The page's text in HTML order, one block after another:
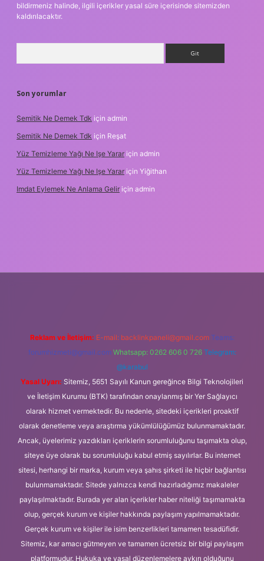
bildirmeniz halinde, ilgili içerikler yasal süre içerisinde sitemizden
kaldırılacaktır.
Son yorumlar
Semitik Ne Demek Tdk için admin
Semitik Ne Demek Tdk için Reşat
Yüz Temizleme Yağı Ne Işe Yarar için admin
Yüz Temizleme Yağı Ne Işe Yarar için Yiğithan
Imdat Eylemek Ne Anlama Gelir için admin
Reklam ve İletişim: E-mail: backlinkpaneli@gmail.com Teams:
forumhizmeti@gmail.com Whatsapp: 0262 606 0 726 Telegram:
@karabul
Yasal Uyarı: Sitemiz, 5651 Sayılı Kanun gereğince Bilgi Teknolojileri
ve İletişim Kurumu (BTK) tarafından onaylanmış bir Yer Sağlayıcı
olarak hizmet vermektedir. Bu nedenle, sitedeki içerikleri proaktif
olarak denetleme veya araştırma yükümlülüğümüz bulunmamaktadır.
Ancak, üyelerimiz yazdıkları içeriklerin sorumluluğunu taşımakta olup,
siteye üye olarak bu sorumluluğu kabul etmiş sayılırlar. Bu internet
sitesi, herhangi bir marka, kurum veya şahıs şirketi ile hiçbir bağlantısı
bulunmamaktadır. Sitede yalnızca kendi hazırladığımız makaleler
paylaşılmaktadır. Burada yer alan içerikler haber niteliği taşımamakta
olup, gerçek kurum ve kişiler hakkında paylaşım yapılmamaktadır.
Gerçek kurum ve kişiler ile isim benzerlikleri tamamen tesadüfidir.
Sitemiz, kar amacı gütmeyen ve tamamen ücretsiz bir bilgi paylaşım
platformudur. Hukuka ve yasal düzenlemelere aykırı olduğunu